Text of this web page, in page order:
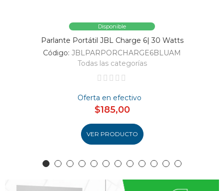
Disponible
Parlante Portátil JBL Charge 6| 30 Watts
Código: JBLPARPORCHARGE6BLUAM
Todas las categorías
Oferta en efectivo
$185,00
VER PRODUCTO